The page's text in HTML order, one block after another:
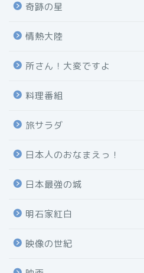
奇跡の星
情熱大陸
所さん！大変ですよ
料理番組
旅サラダ
日本人のおなまえっ！
日本最強の城
明石家紅白
映像の世紀